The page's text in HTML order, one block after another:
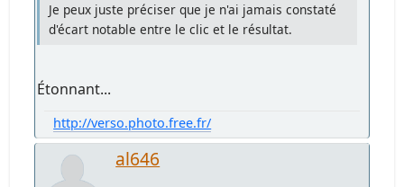
Je peux juste préciser que je n'ai jamais constaté
d'écart notable entre le clic et le résultat.
Étonnant...
http://verso.photo.free.fr/
al646